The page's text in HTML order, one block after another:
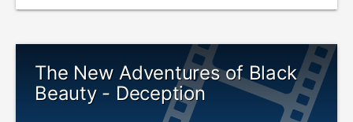
The New Adventures of Black
Beauty - Deception